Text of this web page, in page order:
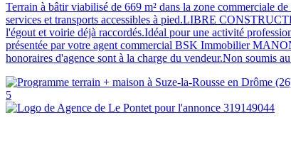
Terrain à bâtir viabilisé de 669 m² dans la zone commerciale
services et transports accessibles à pied.LIBRE
l'égout et voirie déjà raccordés.Idéal pour une activité
présentée par votre agent commercial BSK Immobilier
honoraires d'agence sont à la charge du vendeur.Non soumis
5